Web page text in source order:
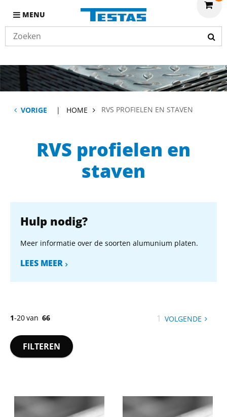
MENU
VORIGE HOME RVS PROFIELEN EN STAVEN
RVS profielen en
staven
Hulp nodig?
Meer informatie over de soorten alumunium platen.
LEES MEER
1-20van 66
U1 VOLGENDE
FILTEREN